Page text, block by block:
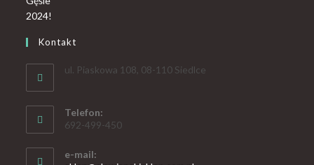
Kontakt
ul. Piaskowa 108, 08-110 Siedlce
Telefon:
692-499-450
e-mail: